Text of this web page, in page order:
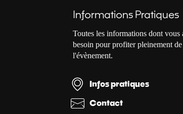
Informations Pratiques
Toutes les informations dont vous
besoin pour profiter pleinement de
l'évènement.
Infos pratiques
Contact